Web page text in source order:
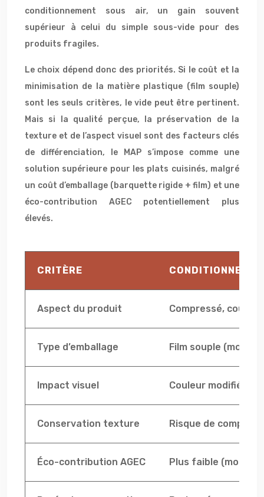
conditionnement sous air, un gain souvent
supérieur à celui du simple sous-vide pour des
produits fragiles.
Le choix dépend donc des priorités. Si le coût et la
minimisation de la matière plastique (film souple)
sont les seuls critères, le vide peut être pertinent.
Mais si la qualité perçue, la préservation de la
texture et de l’aspect visuel sont des facteurs clés
de différenciation, le MAP s’impose comme une
solution supérieure pour les plats cuisinés, malgré
un coût d’emballage (barquette rigide + film) et une
éco-contribution AGEC potentiellement plus
élevés.
CRITÈRE
Aspect du produit Compressé,
Type d’emballage Film souple (moins
Impact visuel Couleur modifiée
Conservation texture Risque de
Éco-contribution AGEC Plus faible (moins